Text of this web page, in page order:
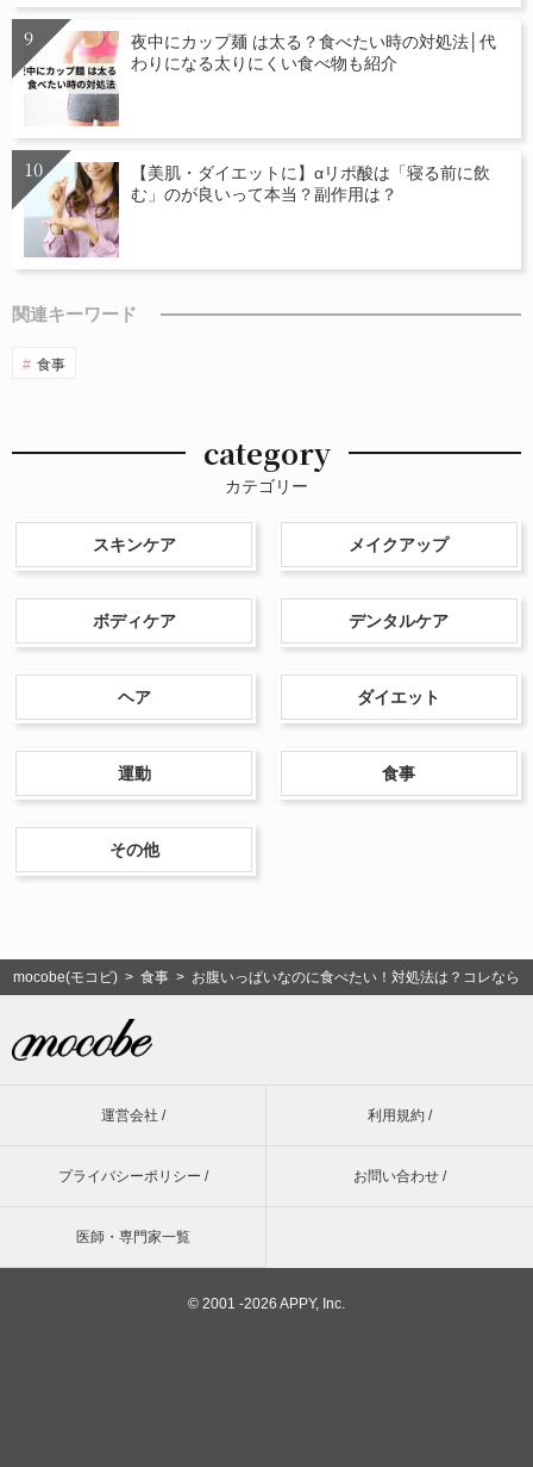
夜中にカップ麺 は太る？食べたい時の対処法│代
わりになる太りにくい食べ物も紹介
【美肌・ダイエットに】αリポ酸は「寝る前に飲
む」のが良いって本当？副作用は？
関連キーワード
食事
category
カテゴリー
スキンケア メイクアップ
ボディケア デンタルケア
ヘア ダイエット
運動 食事
その他
mocobe(モコビ) >食事 > お腹いっぱいなのに食べたい！対処法は？コレなら
運営会社 / 利用規約 /
プライバシーポリシー / お問い合わせ /
医師・専門家一覧
© 2001 -2026 APPY, Inc.